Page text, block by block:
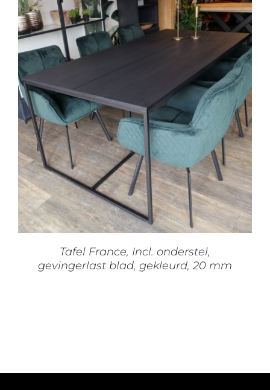
OPTIES SELECTEREN DIT
PRODUCT
MEERDERE
VARIATIES.
DEZE
OPTIE
KAN
GEKOZEN
WORDEN
OP
DE
/ DETAILS
Tafel France, Incl. onderstel,
gevingerlast blad, gekleurd, 20 mm